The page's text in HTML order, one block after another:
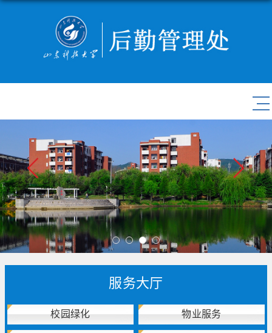
服务大厅
校园绿化 物业服务